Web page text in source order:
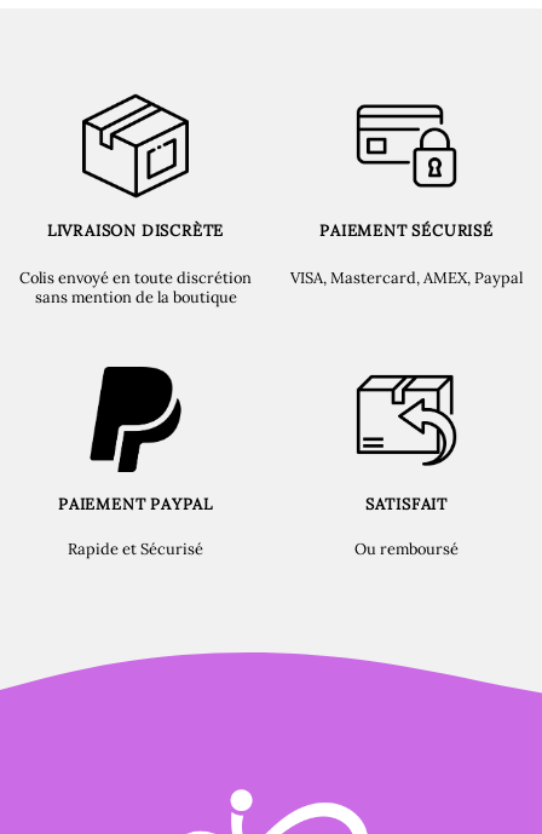
LIVRAISON DISCRÈTE
Colis envoyé en toute discrétion
sans mention de la boutique
PAIEMENT SÉCURISÉ
VISA, Mastercard, AMEX, Paypal
PAIEMENT PAYPAL
Rapide et Sécurisé
SATISFAIT
Ou remboursé